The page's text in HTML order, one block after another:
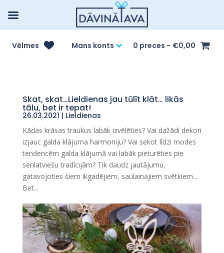
Vēlmes Mans konts 0 preces €0,00
Skat, skat…Lieldienas jau tūlīt klāt… likās
tālu, bet ir tepat!
26.03.2021 | Lieldienas
Kādas krāsas traukus labāk izvēlēties? Vai dažādi dekori
izjauc galda klājuma harmoniju? Vai sekot līdzi modes
tendencēm galda klājumā vai labāk pieturēties pie
senlatviešu tradīcijām? Tik daudz jautājumu,
gatavojoties šiem ikgadējiem, saulainajiem svētkiem...
Bet...